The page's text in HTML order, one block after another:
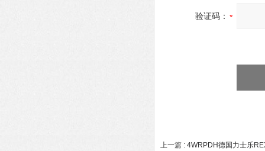
验证码：
上一篇 : 4WRPDH德国力士乐